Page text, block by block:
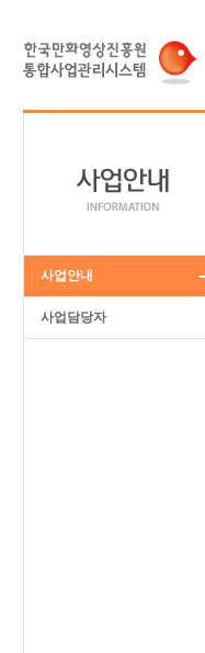
사업안내
사업담당자